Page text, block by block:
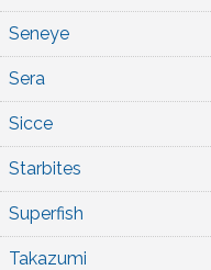
Seneye
Sera
Sicce
Starbites
Superfish
Takazumi